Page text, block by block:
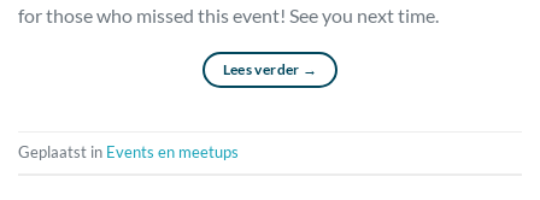
for those who missed this event! See you next time.
Lees verder →
Geplaatst in Events en meetups